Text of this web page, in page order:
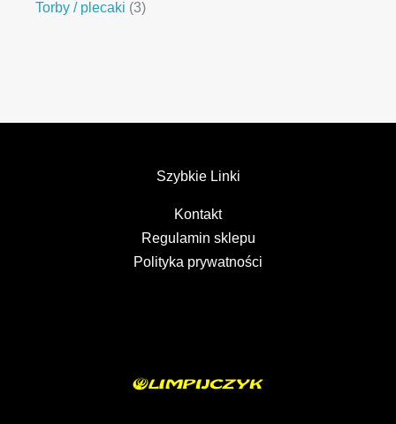
Torby / plecaki 3
Szybkie Linki
Kontakt
Regulamin sklepu
Polityka prywatności